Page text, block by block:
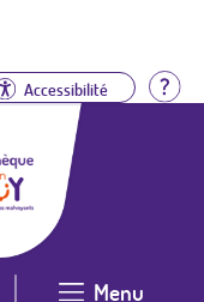
Accessibilité
Menu